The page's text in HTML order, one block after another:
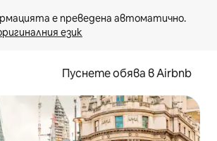
език
Пуснете обява в Airbnb